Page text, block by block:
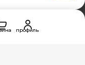
техники,
профиль